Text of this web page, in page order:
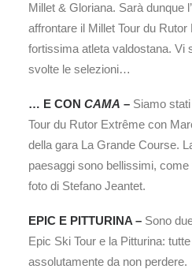
Millet & Gloriana. Sarà dunque
affrontare il Millet Tour du
fortissima atleta valdostana. Vi
svolte le selezioni…
… E CON CAMA – Siamo
Tour du Rutor Extrême con
della gara La Grande Course.
paesaggi sono bellissimi,
foto di Stefano Jeantet.
EPIC E PITTURINA – Sono
Epic Ski Tour e la Pitturina:
assolutamente da non perdere.